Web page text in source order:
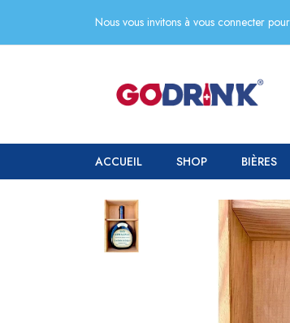
Nous vous invitons à vous connecter
ACCUEIL SHOP BIÈRES